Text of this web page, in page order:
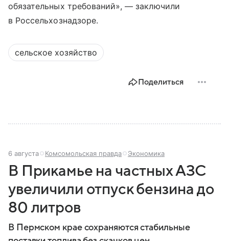
обязательных требований», — заключили
в Россельхознадзоре.
сельское хозяйство
Поделиться
6 августа Комсомольская правда Экономика
В Прикамье на частных АЗС
увеличили отпуск бензина до
80 литров
В Пермском крае сохраняются стабильные